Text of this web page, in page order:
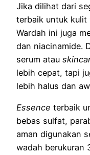
Jika dilihat dari
terbaik untuk kulit
Wardah ini juga
dan niacinamide.
serum atau
lebih cepat, tapi
lebih halus dan
Essence terbaik
bebas sulfat,
aman digunakan
wadah berukuran